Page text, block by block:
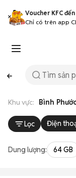
Voucher KFC
Chỉ có trên app
Khu vực: Bình
Lọc Điện
Dung lượng: 64 GB